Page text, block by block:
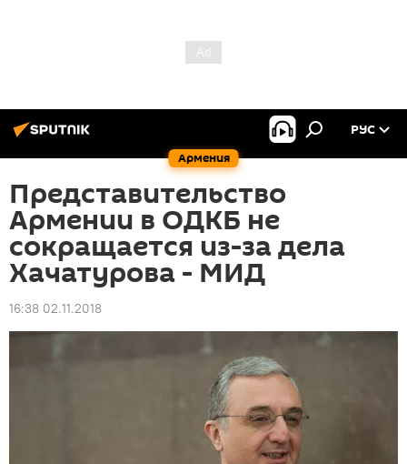
Армения
РУС
Представительство
Армении в ОДКБ не
сокращается из-за дела
Хачатурова - МИД
16:38 02.11.2018